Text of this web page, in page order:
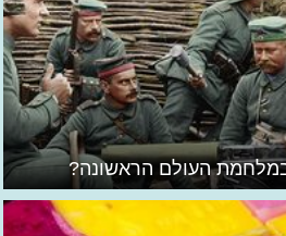
העולם הראשונה?